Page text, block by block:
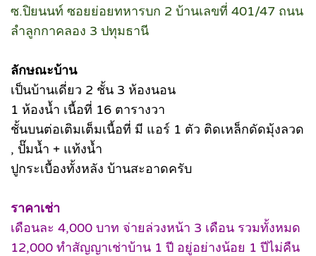
ซ.ปิยนนท์ ซอยย่อยทหารบก 2 บ้านเลขที่ 401/47 ถนน
ลำลูกกาคลอง 3 ปทุมธานี
ลักษณะบ้าน
เป็นบ้านเดี่ยว 2 ชั้น 3 ห้องนอน
1 ห้องน้ำ เนื้อที่ 16 ตารางวา
ชั้นบนต่อเติมเต็มเนื้อที่ มี แอร์ 1 ตัว ติดเหล็กดัดมุ้งลวด
, ปั๊มน้ำ + แท้งน้ำ
ปูกระเบื้องทั้งหลัง บ้านสะอาดครับ
ราคาเช่า
เดือนละ 4,000 บาท จ่ายล่วงหน้า 3 เดือน รวมทั้งหมด
12,000 ทำสัญญาเช่าบ้าน 1 ปี อยู่อย่างน้อย 1 ปีไม่คืน